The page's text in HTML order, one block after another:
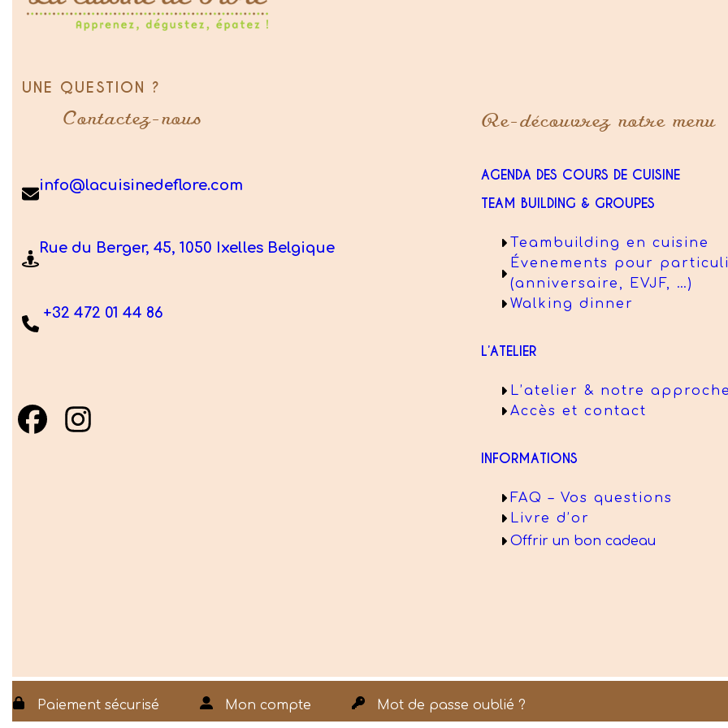
UNE QUESTION ?
Contactez-nous
info@lacuisinedeflore.com
Rue du Berger, 45, 1050 Ixelles Belgique
+32 472 01 44 86
Re-découvrez notre menu
AGENDA DES COURS DE CUISINE
TEAM BUILDING & GROUPES
Teambuilding en cuisine
Évenements pour
(anniversaire, EVJF, …)
Walking dinner
L’ATELIER
L’atelier & notre
Accès et contact
INFORMATIONS
FAQ – Vos questions
Livre d’or
Offrir un bon cadeau
Paiement sécurisé Mon compte Mot de passe oublié ?